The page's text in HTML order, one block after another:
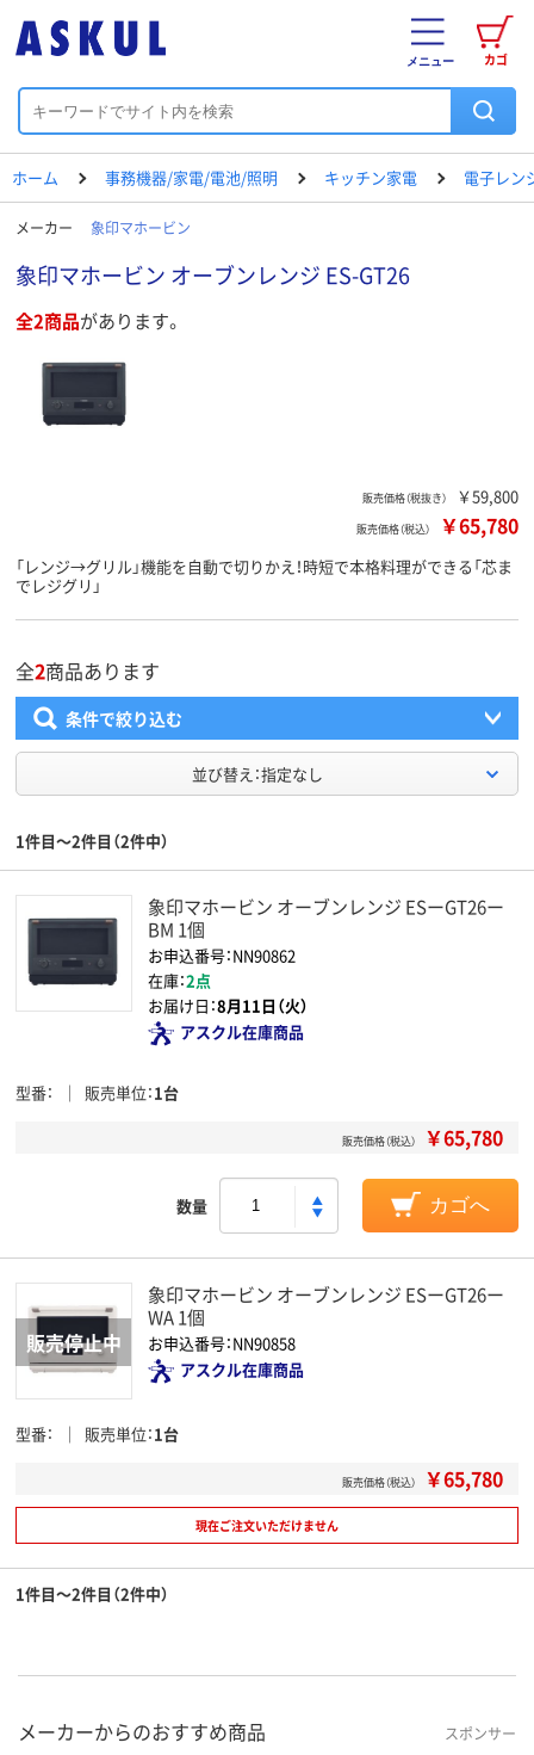
カゴ
メニュー
ホーム 事務機器/家電/電池/照明 キッチン家電 電子レン
メーカー 象印マホービン
象印マホービン オーブンレンジ ES-GT26
全2商品があります。
販売価格（税抜き） ￥59,800
販売価格（税込） ￥65,780
「レンジ→グリル」機能を自動で切りかえ！時短で本格料理ができる「芯ま
でレジグリ」
全2商品あります
条件で絞り込む
並び替え：指定なし
1件目～2件目（2件中）
象印マホービン オーブンレンジ ESーGT26ー
BM 1個
お申込番号：NN90862
在庫：2点
お届け日：8月11日（火）
アスクル在庫商品
型番 販売単位 1台
販売価格（税込） ￥65,780
数量 カゴへ
象印マホービン オーブンレンジ ESーGT26ー
WA 1個
お申込番号：NN90858
アスクル在庫商品
型番 販売単位 1台
販売価格（税込） ￥65,780
現在ご注文いただけません
1件目～2件目（2件中）
メーカーからのおすすめ商品 スポンサー